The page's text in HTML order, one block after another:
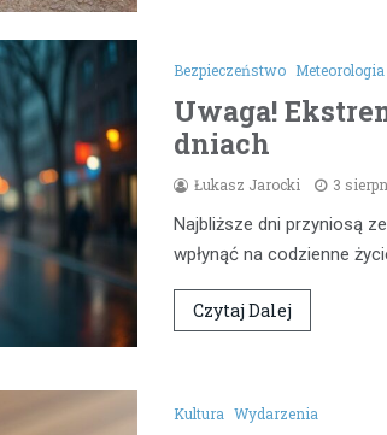
Bezpieczeństwo Meteorologia
Uwaga!
dniach
Łukasz Jarocki 3
Najbliższe dni przyniosą
wpłynąć na codzienne
Czytaj Dalej
Kultura Wydarzenia